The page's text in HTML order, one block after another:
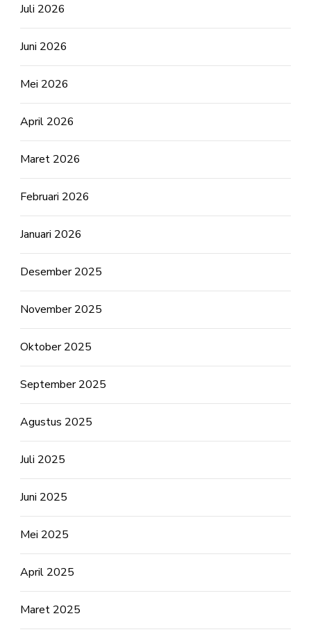
Juli 2026
Juni 2026
Mei 2026
April 2026
Maret 2026
Februari 2026
Januari 2026
Desember 2025
November 2025
Oktober 2025
September 2025
Agustus 2025
Juli 2025
Juni 2025
Mei 2025
April 2025
Maret 2025